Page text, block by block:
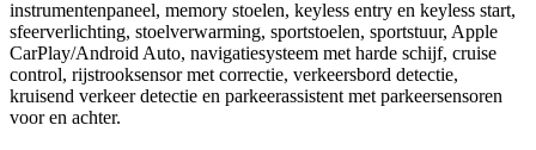
instrumentenpaneel, memory stoelen, keyless entry en keyless start,
sfeerverlichting, stoelverwarming, sportstoelen, sportstuur, Apple
CarPlay/Android Auto, navigatiesysteem met harde schijf, cruise
control, rijstrooksensor met correctie, verkeersbord detectie,
kruisend verkeer detectie en parkeerassistent met parkeersensoren
voor en achter.